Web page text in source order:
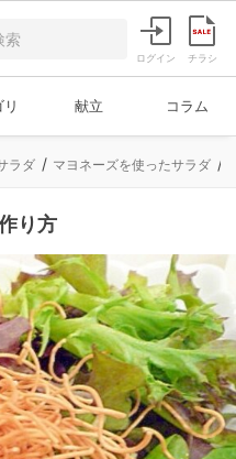
ログイン チラシ
献立 コラム
ラダ マヨネーズを使ったサラダ
り方